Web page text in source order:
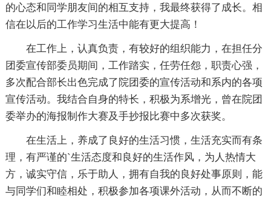
的心态和同学朋友间的相互支持，我最终获得了成长。相
信在以后的工作学习生活中能有更大提高！
在工作上，认真负责，有较好的组织能力，在担任分
团委宣传部委员期间，工作踏实，任劳任怨，职责心强，
多次配合部长出色完成了院团委的宣传活动和系内的各项
宣传活动。我结合自身的特长，积极为系增光，曾在院团
委举办的海报制作大赛及手抄报比赛中多次获奖。
在生活上，养成了良好的生活习惯，生活充实而有条
理，有严谨的`生活态度和良好的生活作风，为人热情大
方，诚实守信，乐于助人，拥有自我的良好处事原则，能
与同学们和睦相处，积极参加各项课外活动，从而不断的